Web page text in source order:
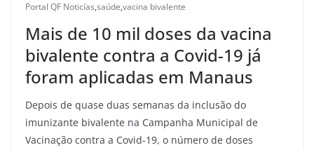
Portal QF Noticías,saúde,vacina bivalente
Mais de 10 mil doses da vacina
bivalente contra a Covid-19 já
foram aplicadas em Manaus
Depois de quase duas semanas da inclusão do
imunizante bivalente na Campanha Municipal de
Vacinação contra a Covid-19, o número de doses